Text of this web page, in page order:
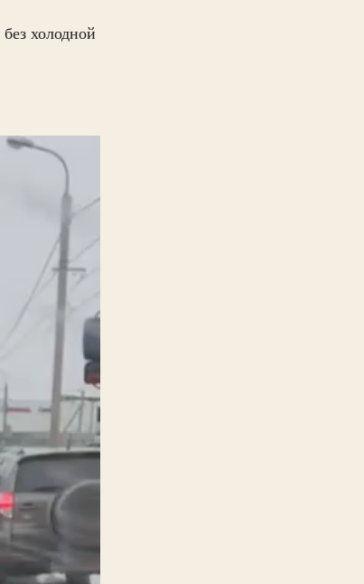
без холодной